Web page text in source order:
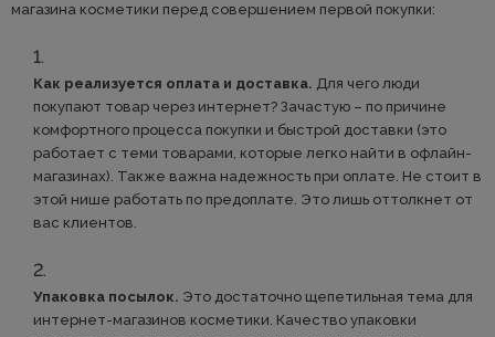
магазина косметики перед совершением первой покупки:
Как реализуется оплата и доставка. Для чего люди
покупают товар через интернет? Зачастую – по причине
комфортного процесса покупки и быстрой доставки (это
работает с теми товарами, которые легко найти в офлайн-
магазинах). Также важна надежность при оплате. Не стоит в
этой нише работать по предоплате. Это лишь оттолкнет от
вас клиентов.
Упаковка посылок. Это достаточно щепетильная тема для
интернет-магазинов косметики. Качество упаковки